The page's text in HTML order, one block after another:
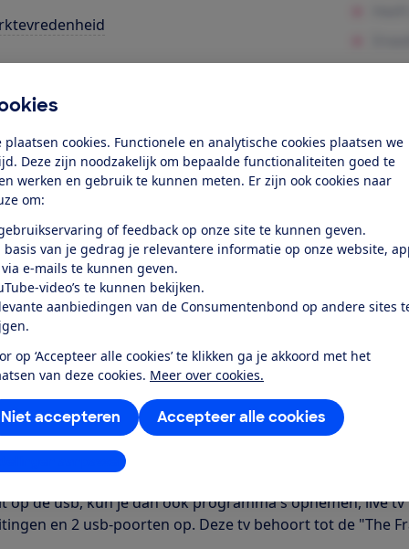
plaatsen cookies. Functionele en analytische cookies plaatsen we
Deze zijn noodzakelijk om bepaalde functionaliteiten goed te
werken en gebruik te kunnen meten. Er zijn ook cookies naar
om:
of feedback op onze site te kunnen geven.
basis van je gedrag je relevantere informatie op onze website,
e-mails te kunnen geven.
video’s te kunnen bekijken.
aanbiedingen van de Consumentenbond op andere sites
op ‘Accepteer alle cookies’ te klikken ga je akkoord met het
van deze cookies. Meer over cookies.
Accepteer alle cookies
Niet accepteren
aanpassen
Word lid
Al lid? Log in
dit product
door de Consumentenbond
Het is een smart-tv met onder meer apps voor Netflix en
Verder is deze tv geschikt voor HDR-beeldmateriaal.
bij Digitenne, kabel-tv en satelliet-tv providers. Je hebt wel
op de usb, kun je dan ook programma's opnemen, live
en 2 usb-poorten op. Deze tv behoort tot de "The